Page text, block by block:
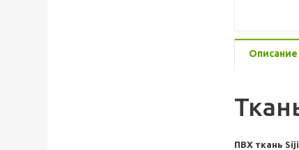
Описание
ПВХ ткань